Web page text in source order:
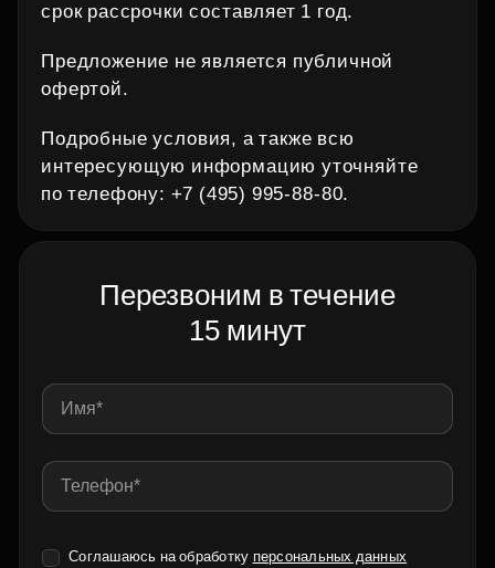
срок рассрочки составляет 1 год.
Предложение не является публичной
офертой.
Подробные условия, а также всю
интересующую информацию уточняйте
по телефону: +7 (495) 995‑88‑80.
Перезвоним в течение
15 минут
Соглашаюсь на обработку персональных данных